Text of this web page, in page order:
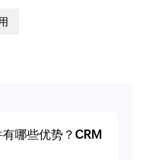
哪些优势？CRM